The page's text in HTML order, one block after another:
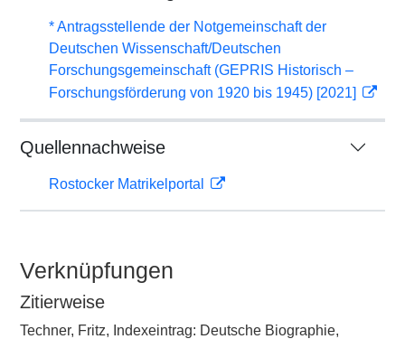
* Antragsstellende der Notgemeinschaft der
Deutschen Wissenschaft/Deutschen
Forschungsgemeinschaft (GEPRIS Historisch –
Forschungsförderung von 1920 bis 1945) [2021]
Quellennachweise
Rostocker Matrikelportal
Verknüpfungen
Zitierweise
Techner, Fritz, Indexeintrag: Deutsche Biographie,